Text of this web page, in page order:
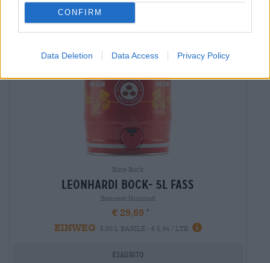
CONFIRM
Data Deletion Data Access Privacy Policy
Birre Bock
leonhardi bock- 5l fass
Brauerei Hummel
€ 29,69
EINWEG
5,00 L BARILE - € 5,94 / LTR
Esaurito